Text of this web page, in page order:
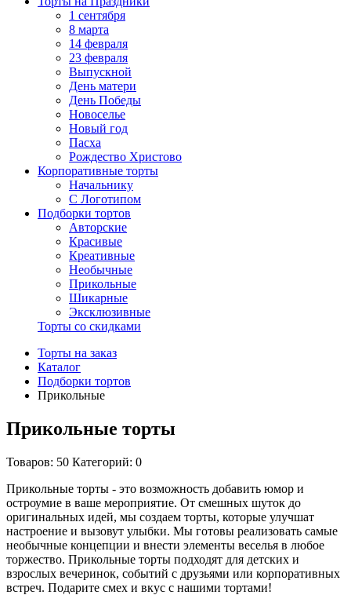
1 сентября
8 марта
14 февраля
23 февраля
Выпускной
День матери
День Победы
Новоселье
Новый год
Пасха
Рождество Христово
Корпоративные торты
Начальнику
С Логотипом
Подборки тортов
Авторские
Красивые
Креативные
Необычные
Прикольные
Шикарные
Эксклюзивные
Торты со скидками
Торты на заказ
Каталог
Подборки тортов
Прикольные
Прикольные торты
Товаров: 50 Категорий: 0
Прикольные торты - это возможность добавить юмор и
остроумие в ваше мероприятие. От смешных шуток до
оригинальных идей, мы создаем торты, которые улучшат
настроение и вызовут улыбки. Мы готовы реализовать самые
необычные концепции и внести элементы веселья в любое
торжество. Прикольные торты подходят для детских и
взрослых вечеринок, событий с друзьями или корпоративных
встреч. Подарите смех и вкус с нашими тортами!